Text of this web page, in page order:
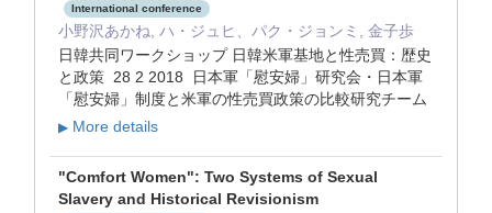
International conference
小野沢あかね, ハ・ジュヒ、パク・ジョンミ, 金子歩
日韓共同ワークショップ 日韓米軍基地と性売買：歴史
と政策 28 2 2018 日本軍「慰安婦」研究会・日本軍
「慰安婦」制度と米軍の性売買政策の比較研究チーム
▶ More details
"Comfort Women": Two Systems of Sexual
Slavery and Historical Revisionism